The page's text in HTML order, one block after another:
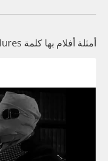
أمثلة أفلام بها كلمة Failures